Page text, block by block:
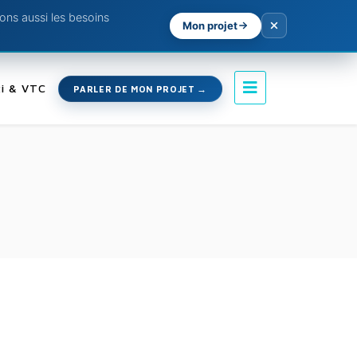
aussi les besoins
Mon projet
& VTC PARLER DE MON PROJET